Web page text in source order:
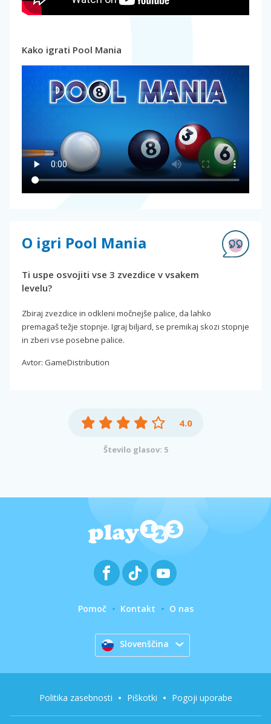
Kako igrati Pool Mania
O igri Pool Mania
Ti uspe osvojiti vse 3 zvezdice v vsakem
levelu?
Zbiraj zvezdice in odkleni močnejše palice, da lahko
premagaš težje stopnje. Igraj biljard, se premikaj skozi stopnje
in zberi vse posebne palice.
Avtor: GameDistribution
4.0
Število glasov: 5
Pomoč Kontakt O nas
Slovenščina
Politika zasebnosti Piškotki Pogoji uporabe